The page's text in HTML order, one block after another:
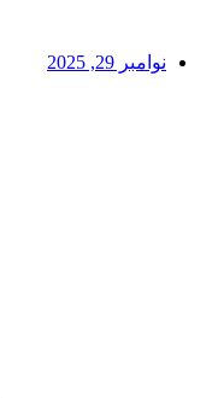
نوامبر 29, 2025